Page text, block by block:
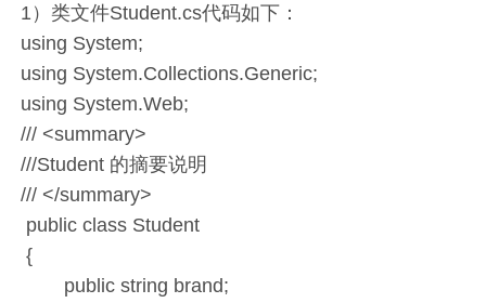
1）类文件Student.cs代码如下：
using System;
using System.Collections.Generic;
using System.Web;
/// <summary>
///Student 的摘要说明
/// </summary>
public class Student
{
public string brand;